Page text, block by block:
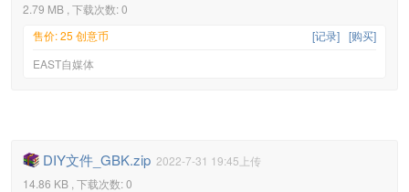
2.79 MB , 下载次数: 0
[购买]
[记录]
售价: 25 创意币
EAST自媒体
DIY文件_GBK.zip 2022-7-31 19:45上传
14.86 KB , 下载次数: 0